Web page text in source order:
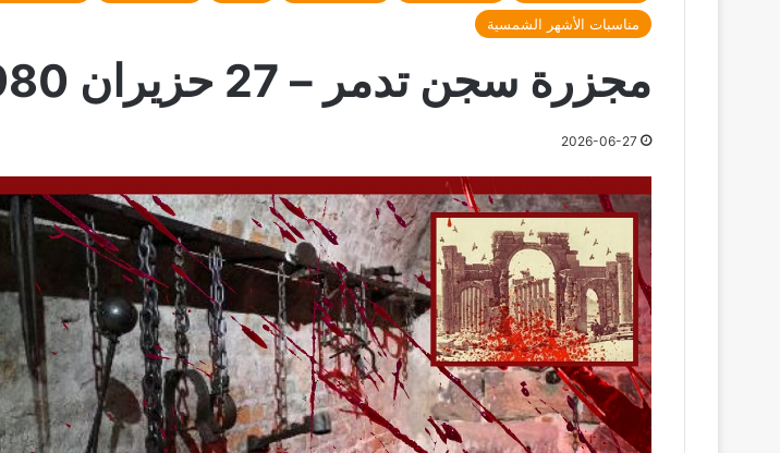
مناسبات الأشهر الشمسية
مجزرة سجن تدمر – 27 حزيران 1980
2026-06-27